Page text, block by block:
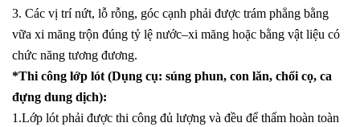
3. Các vị trí nứt, lỗ rỗng, góc cạnh phải được trám phẳng bằng
vữa xi măng trộn đúng tỷ lệ nước–xi măng hoặc bằng vật liệu có
chức năng tương đương.
*Thi công lớp lót (Dụng cụ: súng phun, con lăn, chổi cọ, ca
đựng dung dịch):
1.Lớp lót phải được thi công đủ lượng và đều để thấm hoàn toàn